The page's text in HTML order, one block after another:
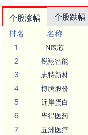
个股涨幅 个股跌幅
排名
名称
1
N展芯
2 锐翔智能
3 志特新材
4 博腾股份
5 近岸蛋白
6 毕得医药
7 五洲医疗